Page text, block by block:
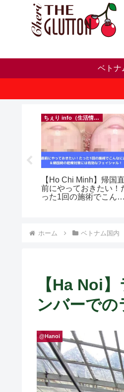
ベトナ
ちぇり info（生活情報）
【Ho Chi Minh】帰国直
前にやっておきたい！
った1回の施術でこんな
ホーム ベトナム国内
【Ha Noi
ンバーで
@Hanoi